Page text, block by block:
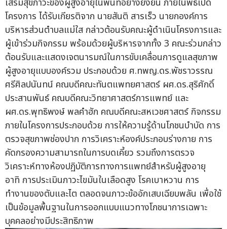
เสริมสุขภาวะของผู้สูงอายุในพื้นที่อย่างยั่งยืน ภายในพิธีเปิด
โครงการ ได้รับเกียรติจาก นายสันติ สารเร็ว นายกองค์การ
บริหารส่วนตำบลแม่ใส กล่าวต้อนรับคณะผู้ดำเนินโครงการและ
ผู้เข้าร่วมกิจกรรม พร้อมด้วยผู้บริหารจากทั้ง 3 คณะร่วมกล่าว
ต้อนรับและแสดงเจตนารมณ์ในการขับเคลื่อนการดูแลสุขภาพ
ผู้สูงอายุแบบองค์รวม ประกอบด้วย ศ.ทพญ.ดร.พัชราวรรณ
ศรีศิลปนันทน์ คณบดีคณะทันตแพทยศาสตร์ ผศ.ดร.สุริศักดิ์
ประสานพันธ์ คณบดีคณะวิทยาศาสตร์การแพทย์ และ
ผศ.ดร.พุทธิพงษ์ พลคำฮัก คณบดีคณะสหเวชศาสตร์ กิจกรรม
ภายในโครงการประกอบด้วย การให้ความรู้ด้านโภชนบำบัด การ
ตรวจสุขภาพช่องปาก การวิเคราะห์องค์ประกอบร่างกาย การ
คัดกรองความสามารถในการบดเคี้ยว รวมถึงการตรวจ
วิเคราะห์ทางห้องปฏิบัติการทางการแพทย์สำหรับผู้สูงอายุ
อาทิ การประเมินภาวะไขมันในเลือดสูง โรคเบาหวาน การ
ทำงานของตับและไต ตลอดจนภาวะข้ออักเสบเฉียบพลัน เพื่อใช้
เป็นข้อมูลพื้นฐานในการออกแบบแนวทางโภชนาการเฉพาะ
บุคคลอย่างมีประสิทธิภาพ